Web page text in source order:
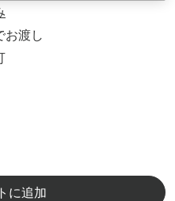
お渡し
トに追加